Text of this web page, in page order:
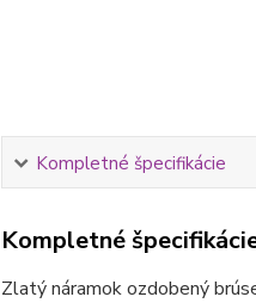
Kompletné špecifikácie
Kompletné
Zlatý náramok ozdobený